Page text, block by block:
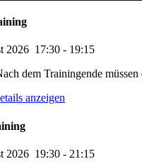
2026 17:30 - 19:15
dem Trainingende
anzeigen
2026 19:30 - 21:15